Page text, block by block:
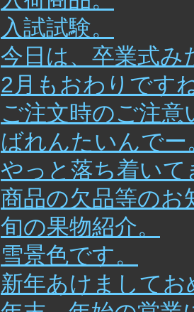
入試試験。
今日は、卒業式み
2月もおわりです
ご注文時のご注意
ばれんたいんでー
やっと落ち着いて
商品の欠品等のお
旬の果物紹介。
雪景色です。
新年あけまして